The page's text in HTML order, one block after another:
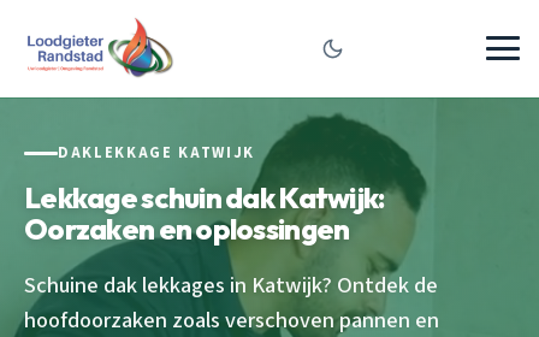
DAKLEKKAGE KATWIJK
Lekkage schuin dak Katwijk:
Oorzaken en oplossingen
Schuine dak lekkages in Katwijk? Ontdek de
hoofdoorzaken zoals verschoven pannen en